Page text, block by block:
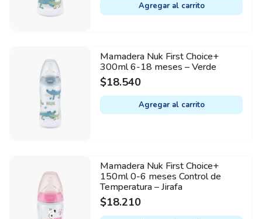
Agregar al carrito
Mamadera Nuk First Choice+
300ml 6-18 meses – Verde
$18.540
Agregar al carrito
Mamadera Nuk First Choice+
150ml 0-6 meses Control de
Temperatura – Jirafa
$18.210